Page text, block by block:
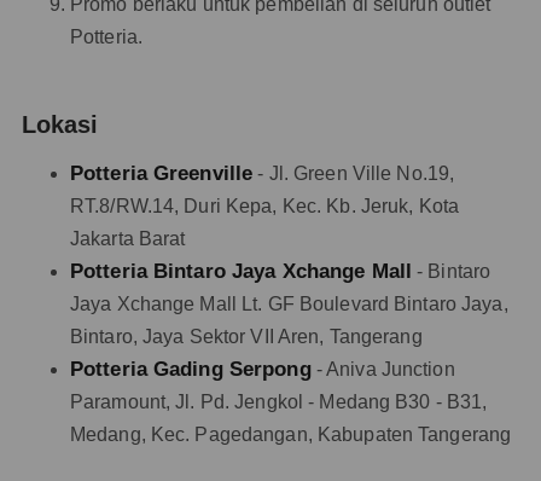
Promo berlaku untuk pembelian di seluruh outlet
Potteria.
Lokasi
Potteria Greenville - Jl. Green Ville No.19,
RT.8/RW.14, Duri Kepa, Kec. Kb. Jeruk, Kota
Jakarta Barat
Potteria Bintaro Jaya Xchange Mall - Bintaro
Jaya Xchange Mall Lt. GF Boulevard Bintaro Jaya,
Bintaro, Jaya Sektor VII Aren, Tangerang
Potteria Gading Serpong- Aniva Junction
Paramount, Jl. Pd. Jengkol - Medang B30 - B31,
Medang, Kec. Pagedangan, Kabupaten Tangerang